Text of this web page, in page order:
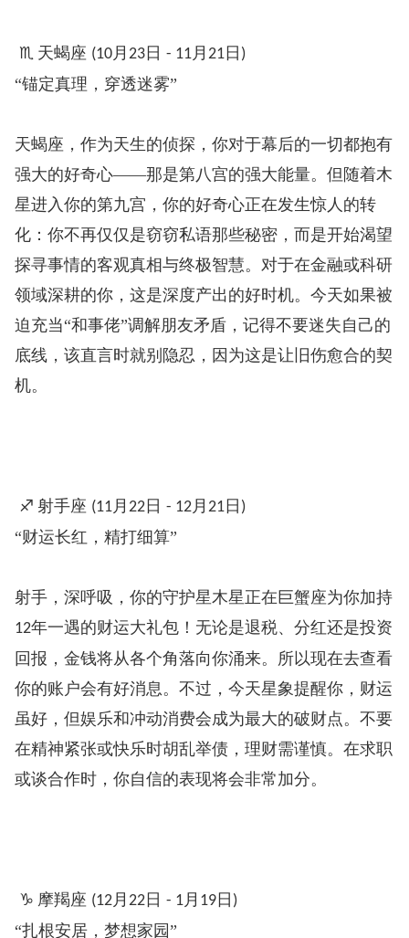
♏ 天蝎座 (10 月 23日 - 11 月 21日 )
“锚定真理，穿透迷雾”
天蝎座，作为天生的侦探，你对于幕后的一切都抱有
强大的好奇心——那是第八宫的强大能量。但随着木
星进入你的第九宫，你的好奇心正在发生惊人的转
化：你不再仅仅是窃窃私语那些秘密，而是开始渴望
探寻事情的客观真相与终极智慧。对于在金融或科研
领域深耕的你，这是深度产出的好时机。今天如果被
迫充当“和事佬”调解朋友矛盾，记得不要迷失自己的
底线，该直言时就别隐忍，因为这是让旧伤愈合的契
机。
♐ 射手座 (11 月 22日 - 12 月 21日 )
“财运长红，精打细算”
射手，深呼吸，你的守护星木星正在巨蟹座为你加持
12年一遇的财运大礼包！无论是退税、分红还是投资
回报，金钱将从各个角落向你涌来。所以现在去查看
你的账户会有好消息。不过，今天星象提醒你，财运
虽好，但娱乐和冲动消费会成为最大的破财点。不要
在精神紧张或快乐时胡乱举债，理财需谨慎。在求职
或谈合作时，你自信的表现将会非常加分。
♑ 摩羯座 (12 月 22日 - 1 月 19日 )
“扎根安居，梦想家园”